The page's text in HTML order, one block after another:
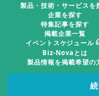
り組む。
２０２５年７月から１
クルこどもふくプロジ
ディングスが回収した
童が考えたデザインを
製品・技術・サービスを
企業を探す
特集記事を探す
掲載企業一覧
イベントスケジュール
Biz-Novaとは
製品情報を掲載希望の
日刊